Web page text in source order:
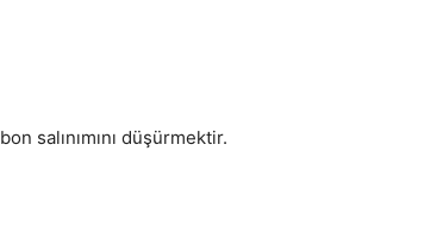
salınımını düşürmektir.